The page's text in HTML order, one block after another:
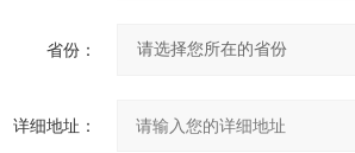
省份：
详细地址：